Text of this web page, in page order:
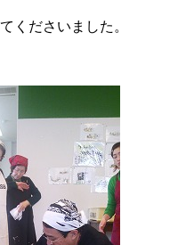
くださいました。